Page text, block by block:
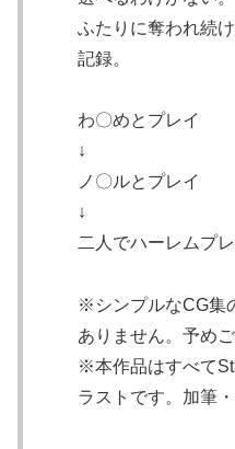
ふたりに奪われ続
記録。
わ〇めとプレイ
↓
ノ〇ルとプレイ
↓
二人でハーレムプ
※シンプルなCG集
ありません。予め
※本作品はすべて
ラストです。加筆